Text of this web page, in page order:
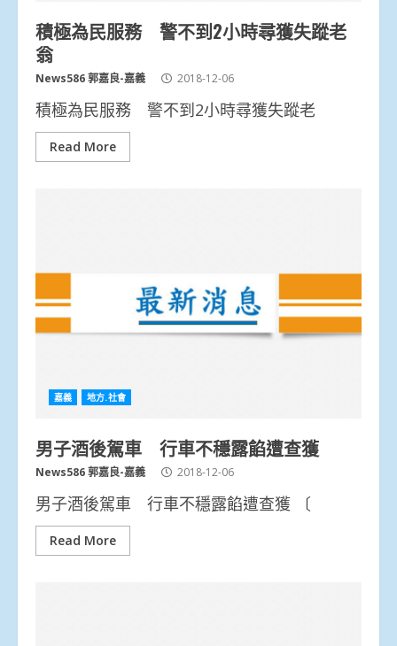
積極為民服務 警不到2小時尋獲失蹤老
翁
News586 郭嘉良-嘉義 2018-12-06
積極為民服務 警不到2小時尋獲失蹤老
Read More
嘉義 地方.社會
男子酒後駕車 行車不穩露餡遭查獲
News586 郭嘉良-嘉義 2018-12-06
男子酒後駕車 行車不穩露餡遭查獲 〔
Read More